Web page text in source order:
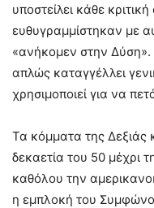
υποστείλει κάθε
ευθυγραμμίστηκαν με
«ανήκομεν στην Δύση».
απλώς καταγγέλλει
χρησιμοποιεί για να
Τα κόμματα της Δεξιάς
δεκαετία του 50 μέχρι
καθόλου την
η εμπλοκή του